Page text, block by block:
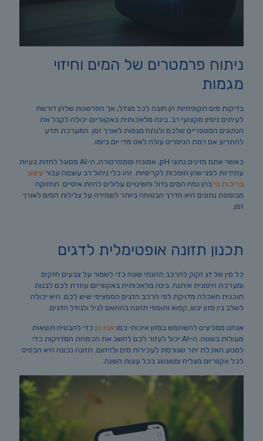
ניתוח פרמטרים של המים וחיזוי
מגמות
בדיקות מים תקופתיות הן חובה לכל מגדל, אך הפרשנות שלהן דורשת
לעיתים ניסיון מקצועי רב. בינה מלאכותית באקווריום יכולה לקבל את
הנתונים המספריים שלכם ולנתח מגמות לאורך זמן. המערכת תדע
להתריע אם רמת הניטריט עולה לאט מדי יום ביומו.
כאשר אתם מזינים נתוני pH, אמוניה וטמפרטורה, ה-AI מסוגל לחזות בעיות
עתידיות לפני שהן הופכות לקריטיות. זהו כלי ניהול רב עוצמה עבור עיצוב
בריכות נוי בהן נפח המים גדול והשינויים עלולים להיות איטיים. תחזוקה
מבוססת נתונים היא הדרך הבטוחה ביותר לשמירה על צלילות המים לאורך
זמן.
תכנון תזונה אופטימלית לדגים
כל מין של דג זקוק להרכב תזונתי שונה כדי לשמור על צבעים חזקים
ומערכת חיסונית איתנה. בינה מלאכותית באקווריום עוזרת לכם לבנות
תוכנית האכלה מדויקת לפי הרכב הדגים הספציפי שיש לכם. היא יכולה
לשלב בין מזון יבש, קפוא ותוספי תזונה בהתאם לגיל ולגודל הדגים.
אנחנו ממליצים להשתמש במזון איכותי כמו אנין נון כדי להבטיח תוצאות
מעולות בשטח. ה-AI יכול לעזור לכם לחשב את הכמויות המדויקות כדי
למנוע האכלת יתר שגורמת לעכירות מים ולזיהום. תזונה נכונה היא הבסיס
לכל אקווריום מצליח ומשגשג בכל עונות השנה.